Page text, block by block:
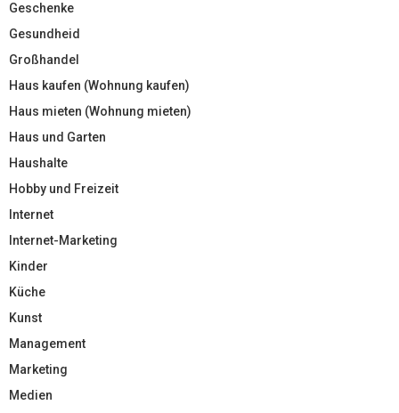
Geschenke
Gesundheid
Großhandel
Haus kaufen (Wohnung kaufen)
Haus mieten (Wohnung mieten)
Haus und Garten
Haushalte
Hobby und Freizeit
Internet
Internet-Marketing
Kinder
Küche
Kunst
Management
Marketing
Medien